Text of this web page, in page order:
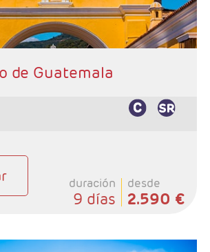
de Guatemala
duración
9 días
desde
2.590 €